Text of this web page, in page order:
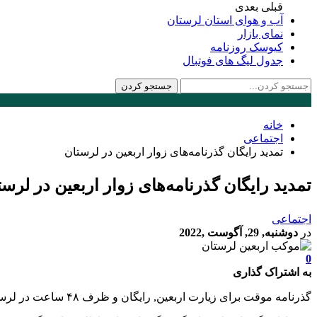
قبلی بعدی
آب و هوای استان لرستان
نمای بازار
کیوسک روزنامه
جدول لیگ های فوتبال
خانه
اجتماعی
تمدید رایگان گذرنامه‌های زوار اربعین در لرستان
تمدید رایگان گذرنامه‌های زوار اربعین در
اجتماعی
در دوشنبه, 29, آگوست ,2022
0
به اشتراک گذاری
گذرنامه موقت برای زیارت اربعین, رایگان و ظرف ۴۸ ساعت در لرستان صادر می شود.